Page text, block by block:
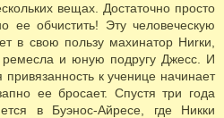
вещах. Достаточно просто
ее обчистить! Эту человеческую
в свою пользу махинатор Ниrки,
ремесла и юную подругу Джесс. И
привязанность к ученице начинает
ее бросает. Спустя три года
в Буэнос-Айресе, где Никки